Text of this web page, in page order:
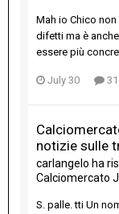
Mah io Chico
difetti ma è
essere più
July 30
notizie sulle
carlangelo ha
Calciomercato
S. palle. tti Un